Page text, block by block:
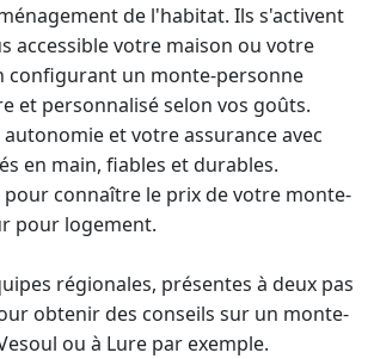
de l'habitat. Ils s'activent
accessible votre maison ou votre
configurant un monte-personne
et personnalisé selon vos goûts.
et votre assurance avec
en main, fiables et durables.
pour connaître le prix de votre monte-
pour logement.
régionales, présentes à deux pas
obtenir des conseils sur un monte-
ou à Lure par exemple.